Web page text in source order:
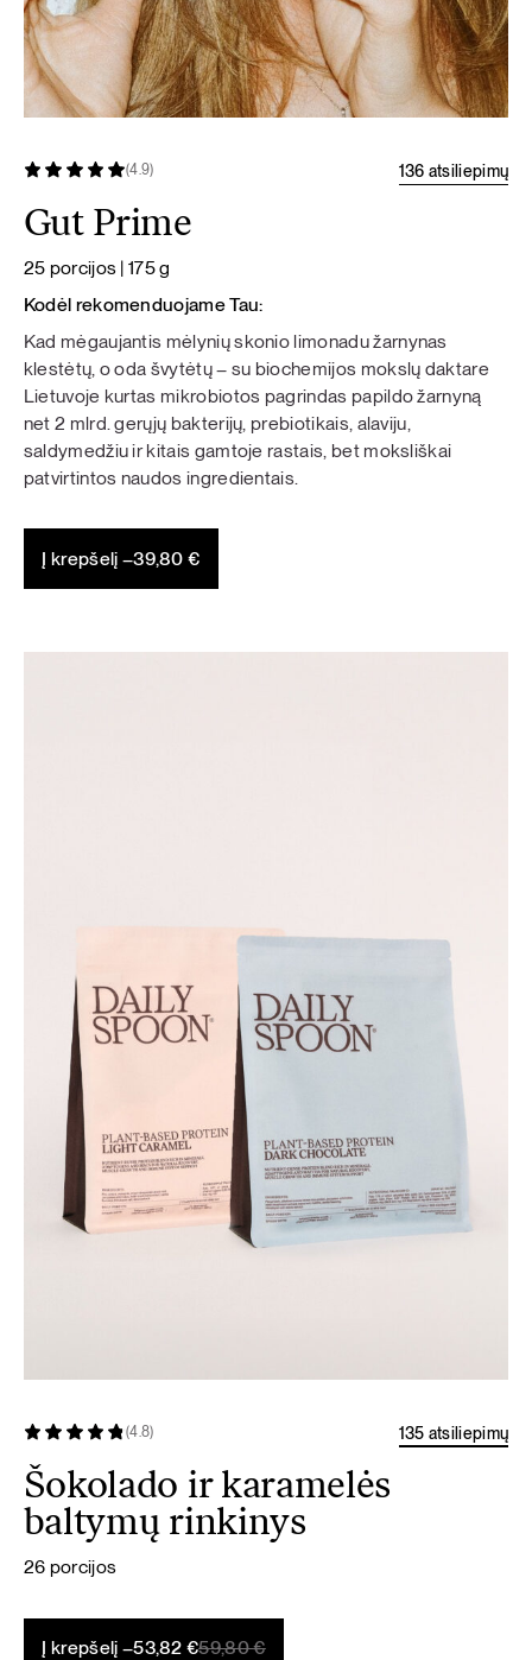
(4.9) 136 atsiliepimų
Gut Prime
25 porcijos | 175 g
Kodėl rekomenduojame Tau:
Kad mėgaujantis mėlynių skonio limonadu žarnynas
klestėtų, o oda švytėtų – su biochemijos mokslų daktare
Lietuvoje kurtas mikrobiotos pagrindas papildo žarnyną
net 2 mlrd. gerųjų bakterijų, prebiotikais, alaviju,
saldymedžiu ir kitais gamtoje rastais, bet moksliškai
patvirtintos naudos ingredientais.
Į krepšelį –39,80€
(4.8) 135 atsiliepimų
Šokolado ir karamelės
baltymų rinkinys
26 porcijos
Į krepšelį – 59,80€
Original
53,82€
Current